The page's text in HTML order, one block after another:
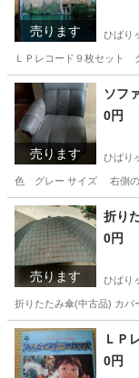
売ります ひばり
ＬＰレコード９枚セット
東京 西東京市
売ります
ソフ
0円
ひばり
色 グレー サイズ 右側の
東京 西東京市 ひ
売ります
折り
0円
ひばり
折りたたみ傘(中古品) カバ
東京 西東京市
Ｌ
0円